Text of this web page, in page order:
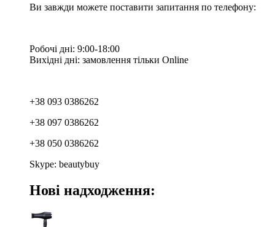
Ви завжди можете поставити запитання по телефону:
Робочі дні: 9:00-18:00
Вихідні дні: замовлення тільки Online
+38 093 0386262
+38 097 0386262
+38 050 0386262
Skype: beautybuy
Нові надходження: